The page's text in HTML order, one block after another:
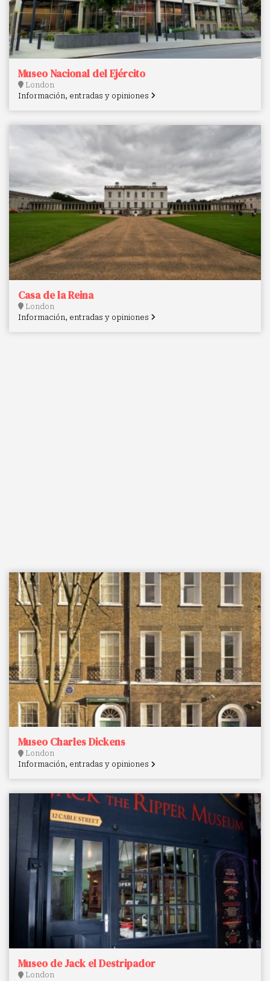
Museo Nacional del Ejército
London
Información, entradas y opiniones
Casa de la Reina
London
Información, entradas y opiniones
Museo Charles Dickens
London
Información, entradas y opiniones
Museo de Jack el Destripador
London